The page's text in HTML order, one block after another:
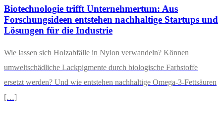
Biotechnologie trifft Unternehmertum: Aus
Forschungsideen entstehen nachhaltige Startups und
Lösungen für die Industrie
Wie lassen sich Holzabfälle in Nylon verwandeln? Können
umweltschädliche Lackpigmente durch biologische Farbstoffe
ersetzt werden? Und wie entstehen nachhaltige Omega-3-Fettsäuren
[…]